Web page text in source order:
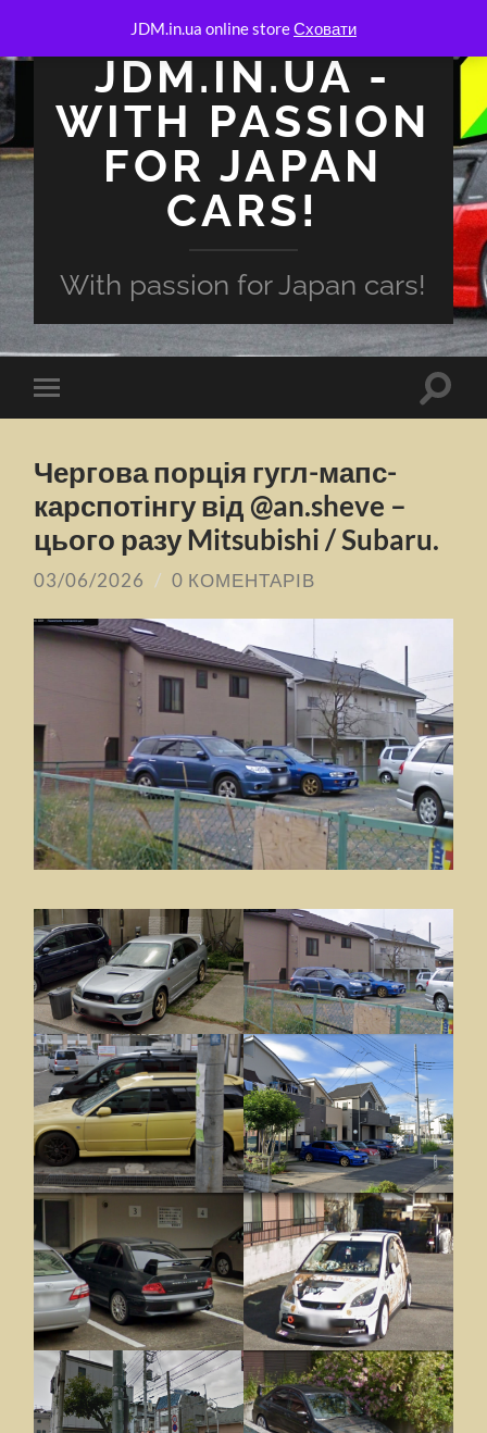
JDM.in.ua online storeСховати
JDM.IN.UA -
WITH PASSION
FOR JAPAN
CARS!
With passion for Japan cars!
Перемкнути
мобільне
Чергова порція гугл-мапс-
карспотінгу від @an.sheve –
цього разу Mitsubishi / Subaru.
03/06/2026 / 0 КОМЕНТАРІВ